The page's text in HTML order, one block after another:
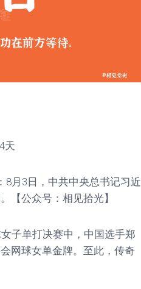
天
8月3日，中共中央总书记习近
【公众号：相见拾光】
子单打决赛中，中国选手郑
网球女单金牌。至此，传奇